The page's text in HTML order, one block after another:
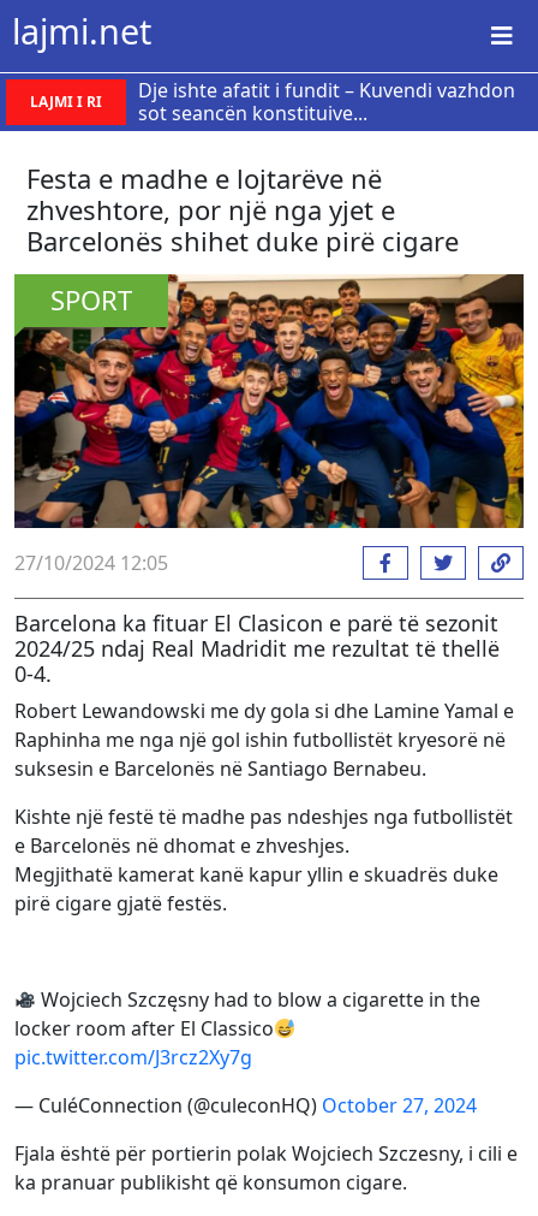
lajmi.net
LAJMI I RI
Dje ishte afatit i fundit – Kuvendi vazhdon
sot seancën konstituive...
Festa e madhe e lojtarëve në
zhveshtore, por një nga yjet e
Barcelonës shihet duke pirë cigare
SPORT
27/10/2024 12:05
Barcelona ka fituar El Clasicon e parë të sezonit
2024/25 ndaj Real Madridit me rezultat të thellë
0-4.
Robert Lewandowski me dy gola si dhe Lamine Yamal e
Raphinha me nga një gol ishin futbollistët kryesorë në
suksesin e Barcelonës në Santiago Bernabeu.
Kishte një festë të madhe pas ndeshjes nga futbollistët
e Barcelonës në dhomat e zhveshjes.
Megjithatë kamerat kanë kapur yllin e skuadrës duke
pirë cigare gjatë festës.
Wojciech Szczęsny had to blow a cigarette in the
locker room after El Classico
pic.twitter.com/J3rcz2Xy7g
— CuléConnection (@culeconHQ) October 27, 2024
Fjala është për portierin polak Wojciech Szczesny, i cili e
ka pranuar publikisht që konsumon cigare.